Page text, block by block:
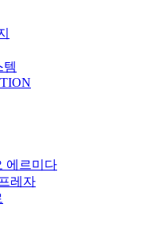
템
에르미다
레자